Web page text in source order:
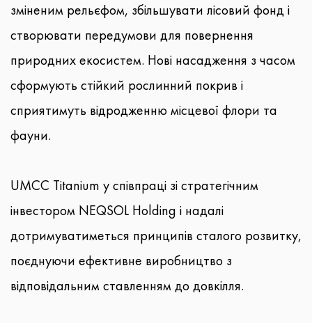
зміненим рельєфом, збільшувати лісовий фонд і
створювати передумови для повернення
природних екосистем. Нові насадження з часом
сформують стійкий рослинний покрив і
сприятимуть відродженню місцевої флори та
фауни.
UMCC Titanium у співпраці зі стратегічним
інвестором NEQSOL Holding і надалі
дотримуватиметься принципів сталого розвитку,
поєднуючи ефективне виробництво з
відповідальним ставленням до довкілля.